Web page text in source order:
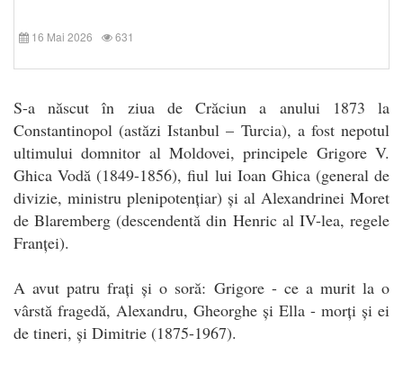
16 Mai 2026 631
S-a născut în ziua de Crăciun a anului 1873 la
Constantinopol (astăzi Istanbul – Turcia), a fost nepotul
ultimului domnitor al Moldovei, principele Grigore V.
Ghica Vodă (1849-1856), fiul lui Ioan Ghica (general de
divizie, ministru plenipotențiar) și al Alexandrinei Moret
de Blaremberg (descendentă din Henric al IV-lea, regele
Franței).
A avut patru frați și o soră: Grigore - ce a murit la o
vârstă fragedă, Alexandru, Gheorghe și Ella - morți și ei
de tineri, și Dimitrie (1875-1967).